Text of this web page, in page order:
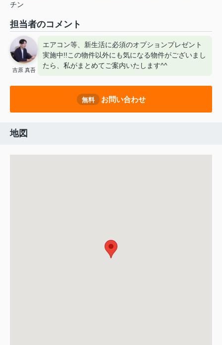
チン
担当者のコメント
吉原 真吾
エアコン等、新生活に必須のオプションプレゼント
実施中!!この物件以外にも気になる物件がございまし
たら、私がまとめてご案内いたします^^
無料 お問い合わせ
地図